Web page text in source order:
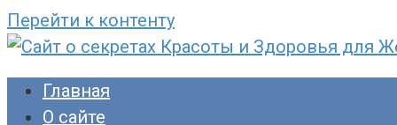
Перейти к контенту
Сайт о секретах Красоты и Здоровья для
Раскройте тайны ухода за собой, питания
прекрасны!
Главная
О сайте